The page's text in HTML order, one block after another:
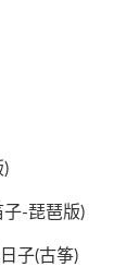
)
子-琵琶版)
子(古筝)